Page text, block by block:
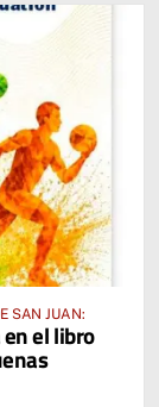
SAN JUAN:
el libro